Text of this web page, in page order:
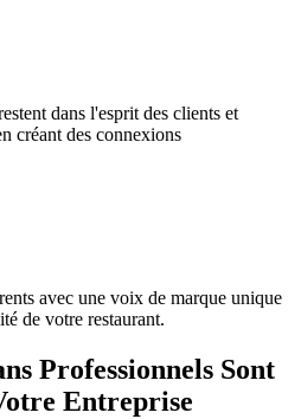
dans l'esprit des clients et
créant des connexions
avec une voix de marque unique
de votre restaurant.
Professionnels Sont
Entreprise